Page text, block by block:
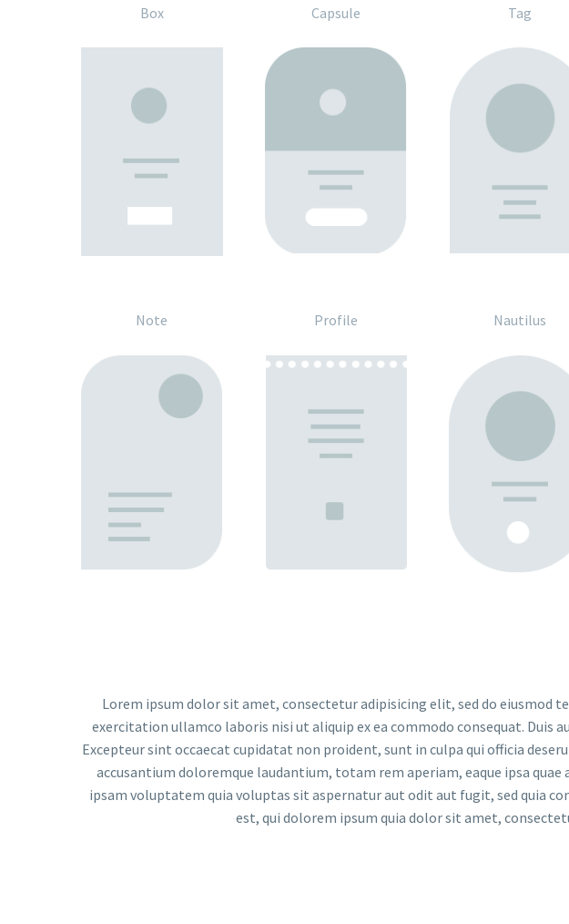
Box Capsule Tag
Note Profile Nautilus
Lorem ipsum dolor sit amet, consectetur adipisicing elit, sed do eiusmod
exercitation ullamco laboris nisi ut aliquip ex ea commodo consequat.
Excepteur sint occaecat cupidatat non proident, sunt in culpa qui officia
accusantium doloremque laudantium, totam rem aperiam, eaque ipsa
ipsam voluptatem quia voluptas sit aspernatur aut odit aut fugit, sed quia
est, qui dolorem ipsum quia dolor sit amet,